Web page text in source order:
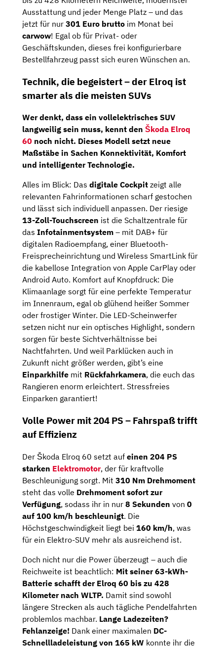
Ausstattung und jeder Menge Platz – und das
jetzt für nur 301 Euro brutto im Monat bei
carwow! Egal ob für Privat- oder
Geschäftskunden, dieses frei konfigurierbare
Bestellfahrzeug passt sich euren Wünschen an.
Technik, die begeistert – der Elroq ist
smarter als die meisten SUVs
Wer denkt, dass ein vollelektrisches SUV
langweilig sein muss, kennt den Škoda Elroq
60 noch nicht. Dieses Modell setzt neue
Maßstäbe in Sachen Konnektivität, Komfort
und intelligenter Technologie.
Alles im Blick: Das digitale Cockpit zeigt alle
relevanten Fahrinformationen scharf gestochen
und lässt sich individuell anpassen. Der riesige
13-Zoll-Touchscreen ist die Schaltzentrale für
das Infotainmentsystem – mit DAB+ für
digitalen Radioempfang, einer Bluetooth-
Freisprecheinrichtung und Wireless SmartLink für
die kabellose Integration von Apple CarPlay oder
Android Auto. Komfort auf Knopfdruck: Die
Klimaanlage sorgt für eine perfekte Temperatur
im Innenraum, egal ob glühend heißer Sommer
oder frostiger Winter. Die LED-Scheinwerfer
setzen nicht nur ein optisches Highlight, sondern
sorgen für beste Sichtverhältnisse bei
Nachtfahrten. Und weil Parklücken auch in
Zukunft nicht größer werden, gibt’s eine
Einparkhilfe mit Rückfahrkamera, die euch das
Rangieren enorm erleichtert. Stressfreies
Einparken garantiert!
Volle Power mit 204 PS – Fahrspaß trifft
auf Effizienz
Der Škoda Elroq 60 setzt auf einen 204 PS
starken Elektromotor, der für kraftvolle
Beschleunigung sorgt. Mit 310 Nm Drehmoment
steht das volle Drehmoment sofort zur
Verfügung, sodass ihr in nur 8 Sekunden von 0
auf 100 km/h beschleunigt. Die
Höchstgeschwindigkeit liegt bei 160 km/h, was
für ein Elektro-SUV mehr als ausreichend ist.
Doch nicht nur die Power überzeugt – auch die
Reichweite ist beachtlich: Mit seiner 63-kWh-
Batterie schafft der Elroq 60 bis zu 428
Kilometer nach WLTP. Damit sind sowohl
längere Strecken als auch tägliche Pendelfahrten
problemlos machbar. Lange Ladezeiten?
Fehlanzeige! Dank einer maximalen DC-
Schnellladeleistung von 165 kW konnte ihr die